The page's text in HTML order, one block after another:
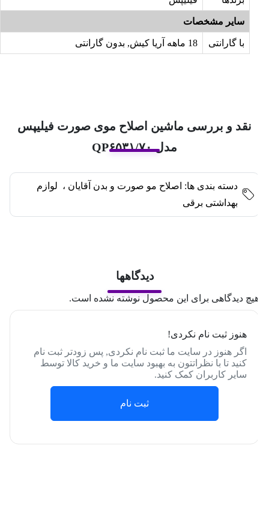
سایر مشخصات
با گارانتی
نقد و بررسی ماشین اصلاح موی صورت فیلیپس
مدل QP۶۵۳۱/۷۰
دسته بندی ها: اصلاح مو صورت و بدن آقایان ، لوازم
بهداشتی برقی
دیدگاهها
دیدگاهی برای این محصول نوشته نشده است.
هنوز ثبت نام نکردی!
اگر هنوز در سایت ما ثبت نام نکردی, پس زودتر ثبت نام
کنید تا با نظراتتون به بهبود سایت ما و خرید کالا توسط
سایر کاربران کمک کنید.
ثبت نام